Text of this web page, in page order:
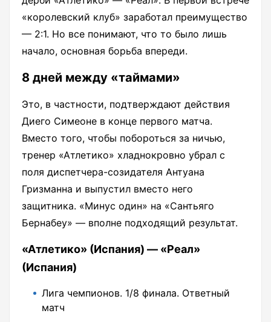
«королевский клуб» заработал преимущество
— 2:1. Но все понимают, что то было лишь
начало, основная борьба впереди.
8 дней между «таймами»
Это, в частности, подтверждают действия
Диего Симеоне в конце первого матча.
Вместо того, чтобы побороться за ничью,
тренер «Атлетико» хладнокровно убрал с
поля диспетчера-созидателя Антуана
Гризманна и выпустил вместо него
защитника. «Минус один» на «Сантьяго
Бернабеу» — вполне подходящий результат.
«Атлетико» (Испания) — «Реал»
(Испания)
Лига чемпионов. 1/8 финала. Ответный
матч